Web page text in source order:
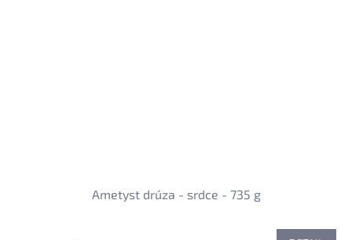
Ametyst drúza - srdce - 735 g